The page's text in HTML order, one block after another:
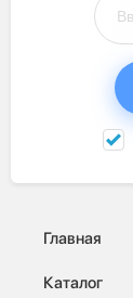
Главная
Каталог